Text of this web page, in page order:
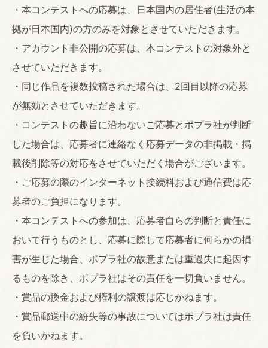
・本コンテストへの応募は、日本国内の居住者(生活の本
拠が日本国内)の方のみを対象とさせていただきます。
・アカウント非公開の応募は、本コンテストの対象外と
させていただきます。
・同じ作品を複数投稿された場合は、2回目以降の応募
が無効とさせていただきます。
・コンテストの趣旨に沿わないご応募とポプラ社が判断
した場合は、応募者に連絡なく応募データの非掲載・掲
載後削除等の対応をさせていただく場合がございます。
・ご応募の際のインターネット接続料および通信費は応
募者のご負担になります。
・本コンテストへの参加は、応募者自らの判断と責任に
おいて行うものとし、応募に際して応募者に何らかの損
害が生じた場合、ポプラ社の故意または重過失に起因す
るものを除き、ポプラ社はその責任を一切負いません。
・賞品の換金および権利の譲渡は応じかねます。
・賞品郵送中の紛失等の事故についてはポプラ社は責任
を負いかねます。